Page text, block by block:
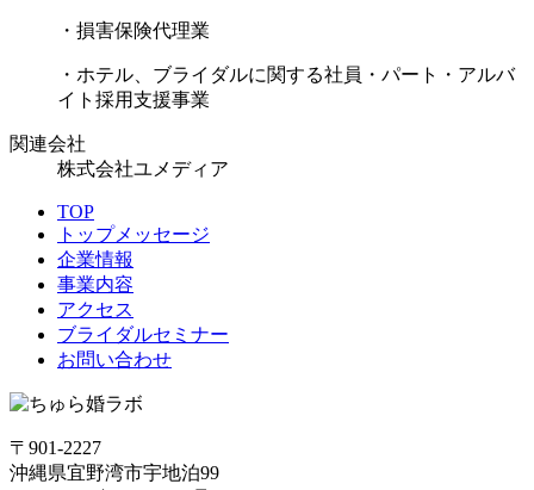
・損害保険代理業
・ホテル、ブライダルに関する社員・パート・アルバ
イト採用支援事業
関連会社
株式会社ユメディア
TOP
トップメッセージ
企業情報
事業内容
アクセス
ブライダルセミナー
お問い合わせ
〒901-2227
沖縄県宜野湾市宇地泊99